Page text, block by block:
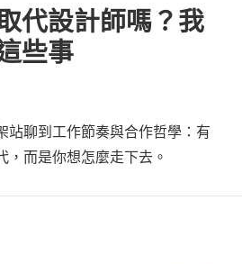
代設計師嗎？我
些事
站聊到工作節奏與合作哲學：有
，而是你想怎麼走下去。